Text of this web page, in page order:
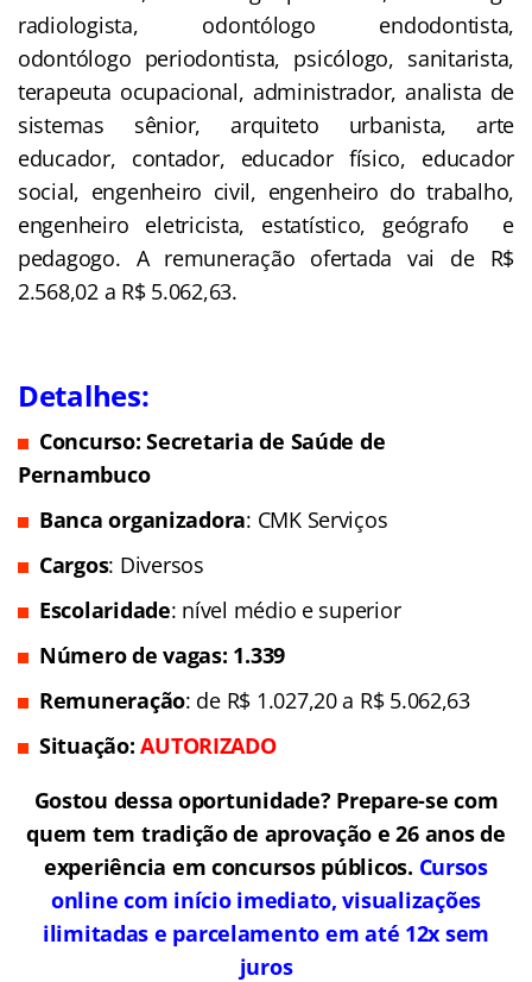
radiologista, odontólogo endodontista,
odontólogo periodontista, psicólogo, sanitarista,
terapeuta ocupacional, administrador, analista de
sistemas sênior, arquiteto urbanista, arte
educador, contador, educador físico, educador
social, engenheiro civil, engenheiro do trabalho,
engenheiro eletricista, estatístico, geógrafo e
pedagogo. A remuneração ofertada vai de R$
2.568,02 a R$ 5.062,63.
Detalhes:
Concurso: Secretaria de Saúde de
Pernambuco
Banca organizadora: CMK Serviços
Cargos: Diversos
Escolaridade: nível médio e superior
Número de vagas: 1.339
Remuneração: de R$ 1.027,20 a R$ 5.062,63
Situação:AUTORIZADO
Gostou dessa oportunidade? Prepare-se com
quem tem tradição de aprovação e 26 anos de
experiência em concursos públicos. Cursos
online com início imediato, visualizações
ilimitadas e parcelamento em até 12x sem
juros